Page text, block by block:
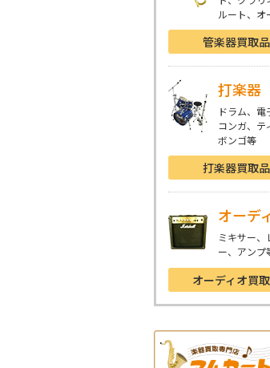
ルート、オ
管楽器買取
打楽器
ドラム、電
コンガ、テ
ボンゴ等
打楽器買取
オーデ
ミキサー、
ー、アンプ
オーディオ買